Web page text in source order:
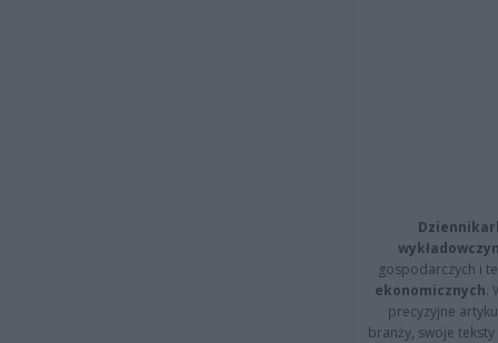
gospodarczych i
ekonomicznych.
precyzyjne
branży, swoje